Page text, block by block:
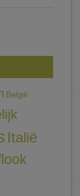
België
Italië